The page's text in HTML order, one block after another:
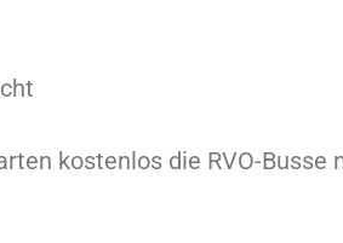
kostenlos die RVO-